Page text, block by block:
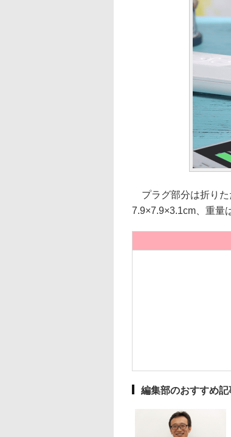
プラグ部分は折りた
7.9×7.9×3.1cm、重量
編集部のおすすめ記